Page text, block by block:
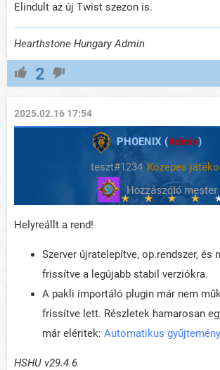
Elindult az új Twist szezon is.
Hearthstone Hungary Admin
2
2025.02.16 17:54
PHOENIX (Admin)
teszt#1234 Közepes
Helyreállt a rend!
Szerver újratelepítve, op.rendszer, és
frissítve a legújabb stabil verziókra.
A pakli importáló plugin már nem
frissítve lett. Részletek hamarosan
már eléritek: Automatikus
HSHU v29.4.6